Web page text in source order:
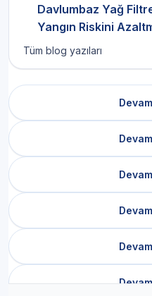
Davlumbaz Yağ
Yangın Riskini
Tüm blog yazıları